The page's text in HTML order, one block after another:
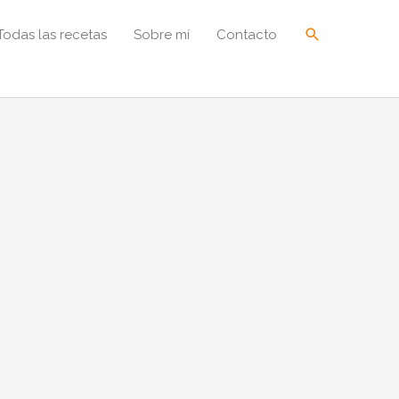
las recetas Sobre mí Contacto Buscar